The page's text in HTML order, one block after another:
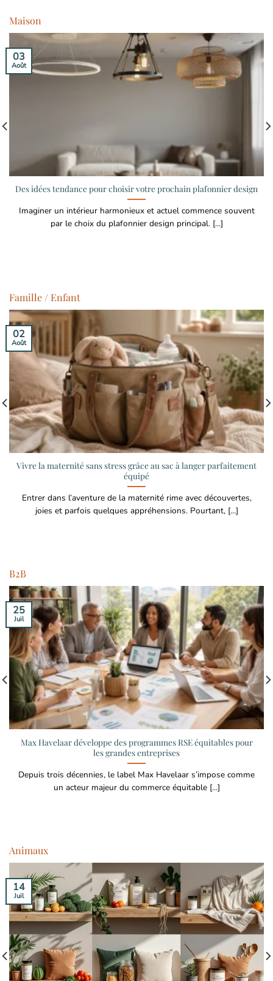
Maison
Des idées tendance pour choisir votre prochain plafonnier design
Imaginer un intérieur harmonieux et actuel commence souvent
par le choix du plafonnier design principal. [...]
03
Août
Famille / Enfant
Vivre la maternité sans stress grâce au sac à langer parfaitement
équipé
Entrer dans l’aventure de la maternité rime avec découvertes,
joies et parfois quelques appréhensions. Pourtant, [...]
02
Août
B2B
Max Havelaar développe des programmes RSE équitables pour
les grandes entreprises
Depuis trois décennies, le label Max Havelaar s’impose comme
un acteur majeur du commerce équitable [...]
25
Juil
Animaux
14
Juil